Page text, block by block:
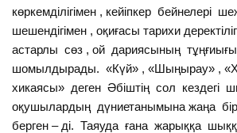
көркемділігімен , кейіпкер бейнелері
шешендігімен , оқиғасы тарихи
астарлы сөз , ой дариясының
шомылдырады. «Күй» , «Шыңырау» ,
хикаясы» деген Әбіштің сол кездегі
оқушылардың дүниетанымына жаңа бір
берген – ді. Таяуда ғана жарыққа